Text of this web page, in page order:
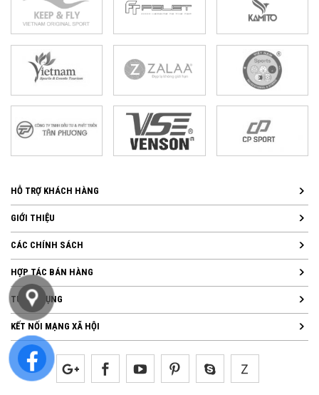
HỖ TRỢ KHÁCH HÀNG
GIỚI THIỆU
CÁC CHÍNH SÁCH
HỢP TÁC BÁN HÀNG
TUYỂN DỤNG
KẾT NỐI MẠNG XÃ HỘI